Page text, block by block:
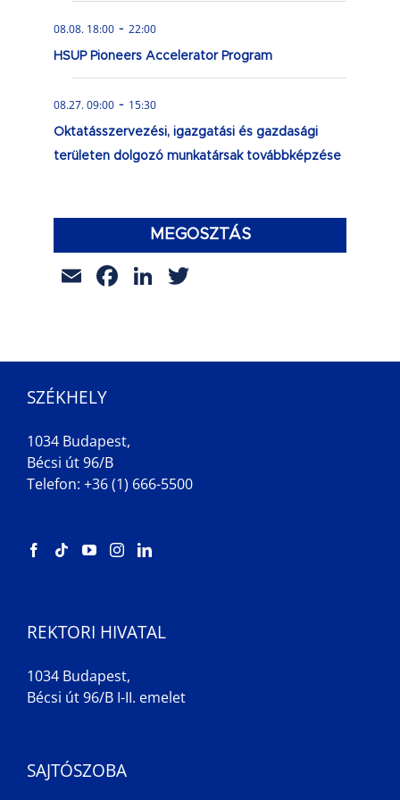
08.08. 18:00 - 22:00
HSUP Pioneers Accelerator Program
08.27. 09:00 - 15:30
Oktatásszervezési, igazgatási és gazdasági
területen dolgozó munkatársak továbbképzése
MEGOSZTÁS
EmailFacebook
LinkedIn
SZÉKHELY
1034 Budapest,
Bécsi út 96/B
Telefon: +36 (1) 666-5500
REKTORI HIVATAL
1034 Budapest,
Bécsi út 96/B I-II. emelet
SAJTÓSZOBA